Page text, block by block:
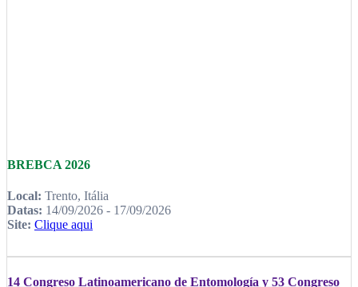
BREBCA 2026
Local: Trento, Itália
Datas: 14/09/2026 - 17/09/2026
Site: Clique aqui
14 Congreso Latinoamericano de Entomología y 53 Congreso